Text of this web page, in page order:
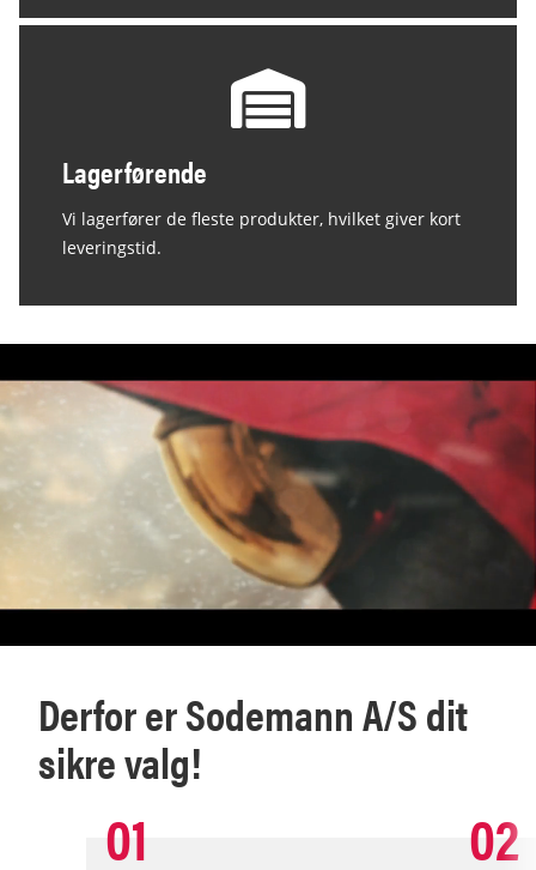
Lagerførende
Vi lagerfører de fleste produkter, hvilket giver kort
leveringstid.
Derfor er Sodemann A/S dit
sikre valg!
01 02